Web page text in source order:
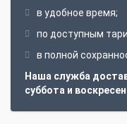
в удобное время;
по доступным
в полной
Наша служба
суббота и